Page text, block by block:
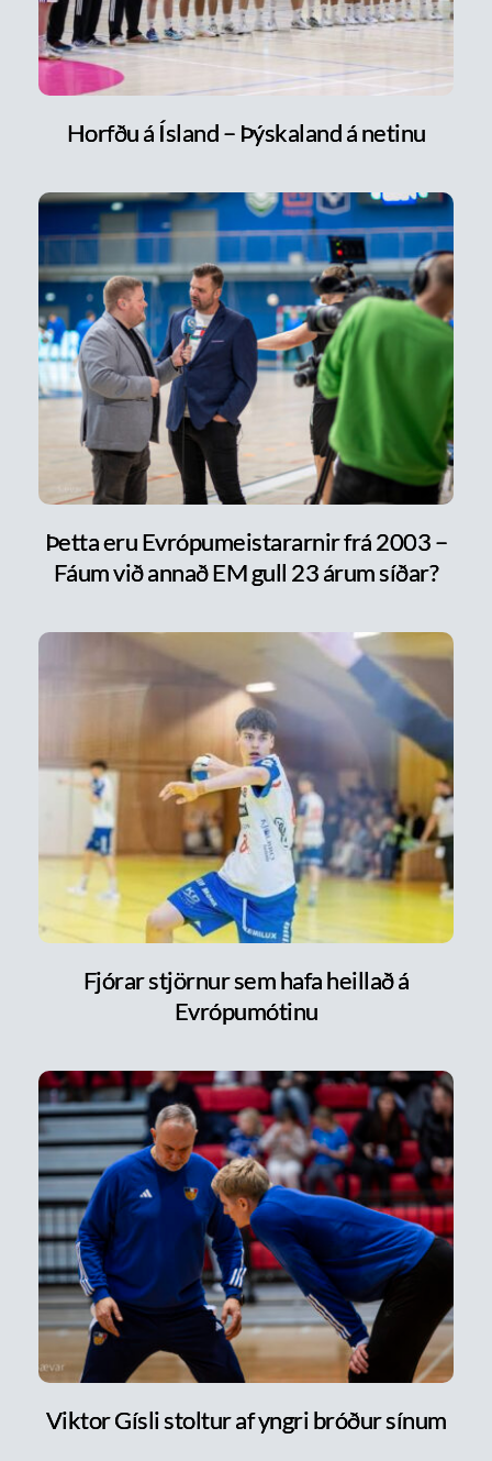
Horfðu á Ísland – Þýskaland á netinu
Þetta eru Evrópumeistararnir frá 2003 –
Fáum við annað EM gull 23 árum síðar?
Fjórar stjörnur sem hafa heillað á
Evrópumótinu
Viktor Gísli stoltur af yngri bróður sínum